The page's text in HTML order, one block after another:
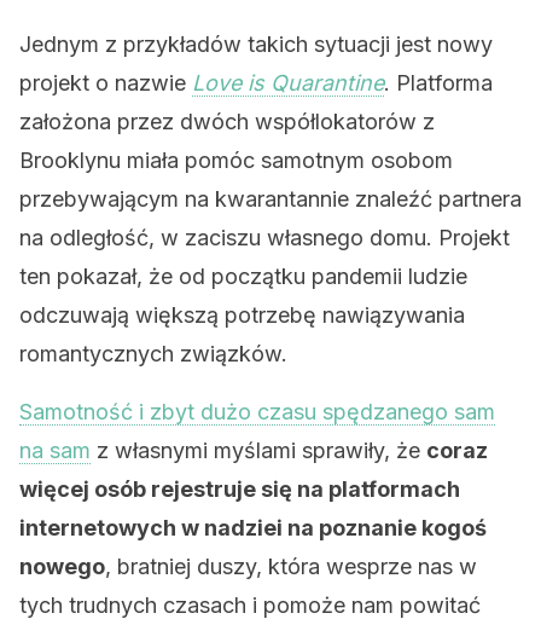
Jednym z przykładów takich sytuacji jest nowy
projekt o nazwie Love is Quarantine. Platforma
założona przez dwóch współlokatorów z
Brooklynu miała pomóc samotnym osobom
przebywającym na kwarantannie znaleźć partnera
na odległość, w zaciszu własnego domu. Projekt
ten pokazał, że od początku pandemii ludzie
odczuwają większą potrzebę nawiązywania
romantycznych związków.
Samotność i zbyt dużo czasu spędzanego sam
na sam z własnymi myślami sprawiły, że coraz
więcej osób rejestruje się na platformach
internetowych w nadziei na poznanie kogoś
nowego, bratniej duszy, która wesprze nas w
tych trudnych czasach i pomoże nam powitać